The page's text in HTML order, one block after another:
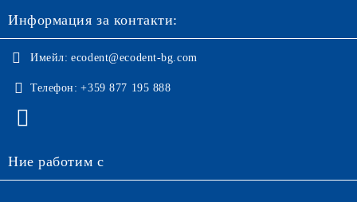
Информация за контакти:
Имейл: ecodent@ecodent-bg.com
Телефон: +359 877 195 888
Ние работим с